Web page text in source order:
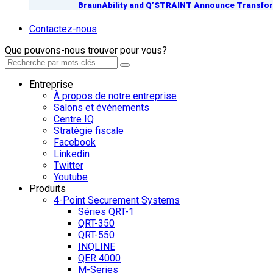
BraunAbility and Q’STRAINT Announce
Contactez-nous
Que pouvons-nous trouver pour vous?
Entreprise
À propos de notre entreprise
Salons et événements
Centre IQ
Stratégie fiscale
Facebook
Linkedin
Twitter
Youtube
Produits
4-Point Securement Systems
Séries QRT-1
QRT-350
QRT-550
INQLINE
QER 4000
M-Series